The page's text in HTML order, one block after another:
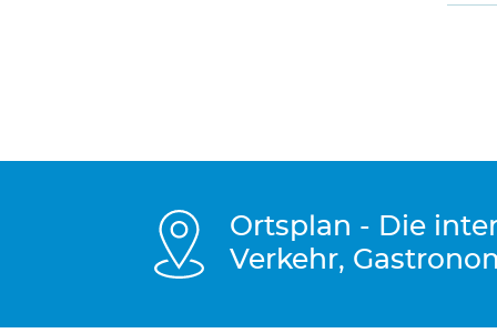
Ortsplan - Die
Verkehr,